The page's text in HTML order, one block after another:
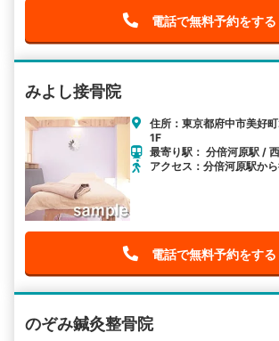
電話で無料予約をする
みよし接骨院
住所：東京都府中市美好
1F
最寄り駅： 分倍河原駅 /
アクセス：分倍河原駅か
電話で無料予約をする
のぞみ鍼灸整骨院